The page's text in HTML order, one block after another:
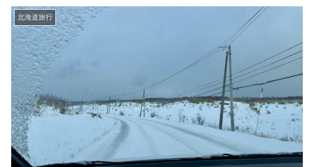
北海道旅行